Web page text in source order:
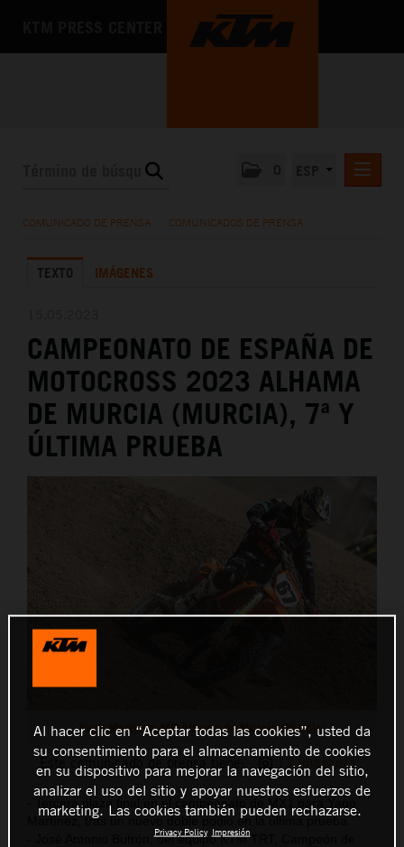
LA EMPRESA
COMUNICADO DE PRENSA COMUNICADOS DE PRENSA
TEXTO IMÁGENES
CAMPEONATO DE ESPAÑA DE
MOTOCROSS 2023 ALHAMA
DE MURCIA (MURCIA), 7ª Y
ÚLTIMA PRUEBA
Yago Martínez_MX Alhama de Murcia (Murcia)
Este comunicado de prensa tiene: 13 Imágenes
- Tercera plaza final en el campeonato de MX1 para Yago
Martínez, tras un nuevo doble podio en la última prueba
- José Antonio Butrón, del equipo KTM TRT, Campeón de
Al hacer clic en “Aceptar todas las cookies”, usted da
su consentimiento para el almacenamiento de cookies
en su dispositivo para mejorar la navegación del sitio,
analizar el uso del sitio y apoyar nuestros esfuerzos de
marketing. Las cookies también pueden rechazarse.
Privacy Policy Impresión